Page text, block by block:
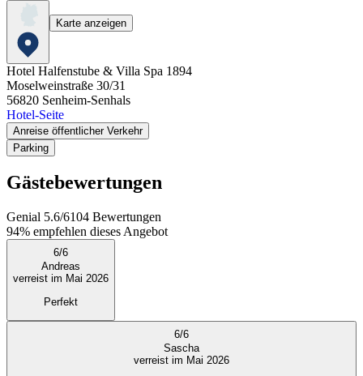
Karte anzeigen
Hotel Halfenstube & Villa Spa 1894
Moselweinstraße 30/31
56820 Senheim-Senhals
Hotel-Seite
Anreise öffentlicher Verkehr
Parking
Gästebewertungen
Genial 5.6/6104 Bewertungen
94% empfehlen dieses Angebot
6/6
Andreas
verreist im Mai 2026
Perfekt
6/6
Sascha
verreist im Mai 2026